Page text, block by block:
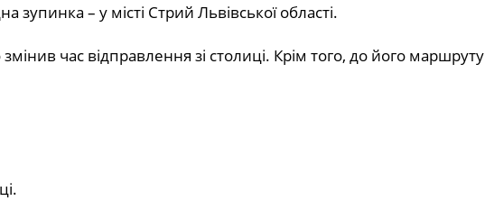
зупинка – у місті Стрий Львівської області.
час відправлення зі столиці. Крім того, до його маршруту